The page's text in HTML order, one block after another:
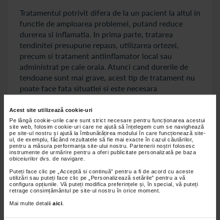
Acest site utilizează cookie-uri
Pe lângă cookie-urile care sunt strict necesare pentru funcționarea acestui
site web, folosim cookie-uri care ne ajută să înțelegem cum se navighează
pe site-ul nostru și ajută la îmbunătățirea modului în care funcționează site-
ul, de exemplu, făcând rezultatele să fie mai exacte în cazul căutărilor,
pentru a măsura performanța site-ului nostru. Partenerii noștri folosesc
instrumente de urmărire pentru a oferi publicitate personalizată pe baza
obiceiurilor dvs. de navigare.
Puteți face clic pe „Acceptă si continuă” pentru a fi de acord cu aceste
utilizări sau puteți face clic pe „Personalizează setările” pentru a vă
configura opțiunile. Vă puteți modifica preferințele și, în special, vă puteți
retrage consimțământul pe site-ul nostru în orice moment.
Mai multe detalii aici
Tratamentul potrivit difera de la un pacient la altul in
functie de amploarea problemei, putand reduce
durerea si inflamatia. In prima parte, tratarea
tendinitei presupune repaus, utilizarea ortezei,
precum si tratament antiinflamator local sau
administrat pe cale orala. Atunci cand durerile de
tendoane sunt mai grave, acest tip de tratament nu
poate face fata situatiei si este necesara
reducerea edemului local si care sa grabeasca
vindecarea. Studiile de specialitate au confirmat
faptul ca plasma imbogatita cu trombocite, adica
infiltratiile de tip PRP, sunt foarte eficiente pentru a
grabi procesul de vindecare. Exista situatii in care
tratamentul medicamentos poate sa dureze de la
cateva saptamani la cateva luni, timp in care
repaosul este obligatoriu. In cazul in care
tratamentul care se impune este cel chirurgical, se
procedeaza la indepartarea zonei de inflamatie sau la